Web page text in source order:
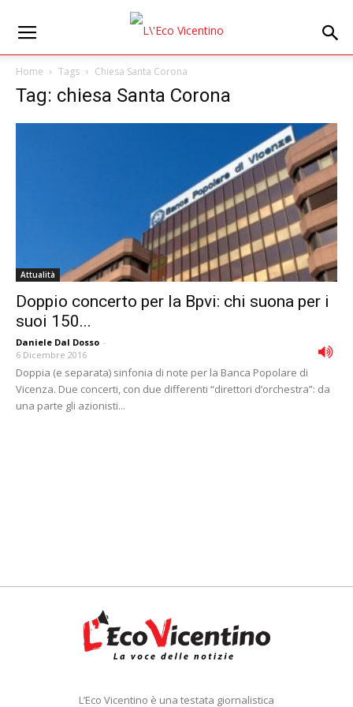
Home Tags Chiesa Santa Corona
Tag: chiesa Santa Corona
Attualità
Doppio concerto per la Bpvi: chi suona per i
suoi 150...
Daniele Dal Dosso -
6 Dicembre 2016
Doppia (e separata) sinfonia di note per la Banca Popolare di
Vicenza. Due concerti, con due differenti “direttori d’orchestra”: da
una parte gli azionisti...
L’Eco Vicentino è una testata giornalistica